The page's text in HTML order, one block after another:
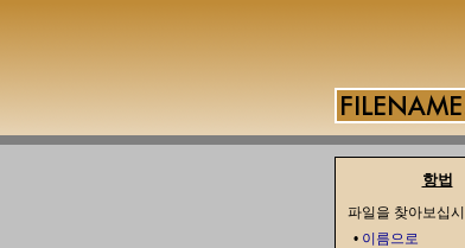
항법
파일을 찾아보십
• 이름으로